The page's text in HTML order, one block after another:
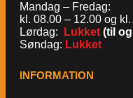
Mandag – Fredag:
kl. 08.00 – 12.00 og
Lørdag:
Lukket (til
Søndag: Lukket
INFORMATION